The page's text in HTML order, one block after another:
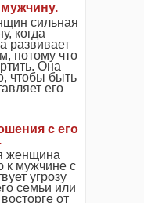
сильная
когда
развивает
потому что
Она
чтобы быть
его
с его
женщина
к мужчине с
угрозу
семьи или
от